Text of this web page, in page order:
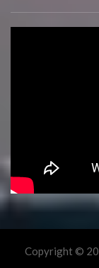
Copyright ©